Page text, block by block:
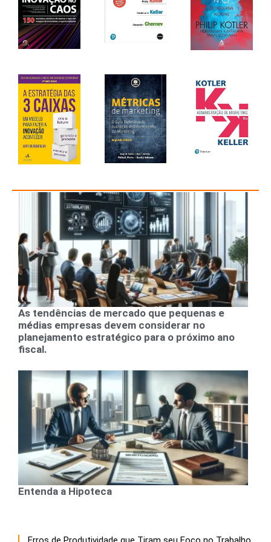
As tendências de mercado que pequenas e
médias empresas devem considerar no
planejamento estratégico para o próximo ano
fiscal.
Entenda a Hipoteca